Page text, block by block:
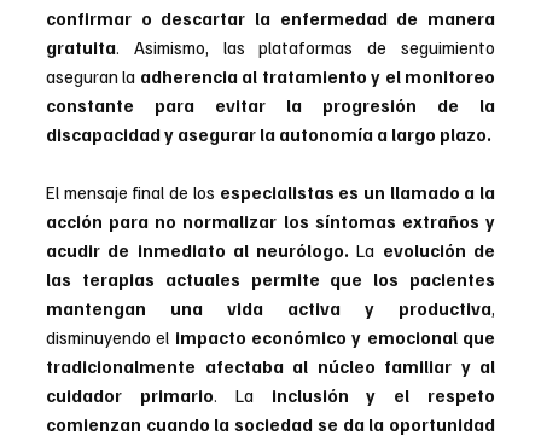
confirmar o descartar la enfermedad de manera
gratuita. Asimismo, las plataformas de seguimiento
aseguran la adherencia al tratamiento y el monitoreo
constante para evitar la progresión de la
discapacidad y asegurar la autonomía a largo plazo.
El mensaje final de los especialistas es un llamado a la
acción para no normalizar los síntomas extraños y
acudir de inmediato al neurólogo. La evolución de
las terapias actuales permite que los pacientes
mantengan una vida activa y productiva,
disminuyendo el impacto económico y emocional que
tradicionalmente afectaba al núcleo familiar y al
cuidador primario. La inclusión y el respeto
comienzan cuando la sociedad se da la oportunidad